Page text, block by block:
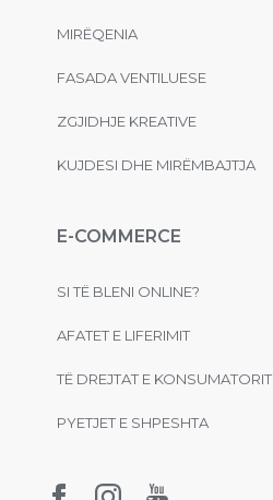
MIRËQENIA
FASADA VENTILUESE
ZGJIDHJE KREATIVE
KUJDESI DHE MIRËMBAJTJA
E-COMMERCE
SI TË BLENI ONLINE?
AFATET E LIFERIMIT
TË DREJTAT E KONSUMATORIT
PYETJET E SHPESHTA